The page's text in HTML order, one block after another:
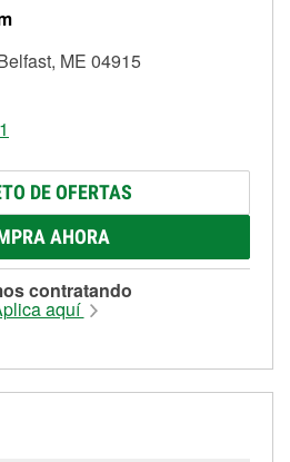
ME 04915
DE OFERTAS
AHORA
contratando
aquí